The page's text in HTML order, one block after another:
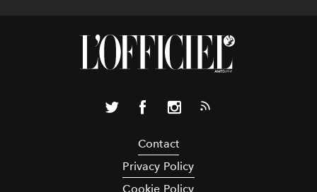
Contact
Privacy Policy
Cookie Policy